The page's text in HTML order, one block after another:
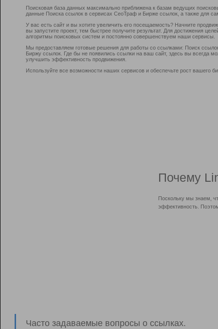
Поисковая база данных максимально приближена к базам ведущих
данные Поиска ссылок в сервисах СеоТраф и Бирже ссылок, а также для
У вас есть сайт и вы хотите увеличить его посещаемость? Начните
вы запустите проект, тем быстрее получите результат. Для достижения
алгоритмы поисковых систем и постоянно совершенствуем наши сервисы.
Мы предоставляем готовые решения для работы со ссылками: Поиск
Биржу ссылок. Где бы не появились ссылки на ваш сайт, здесь вы всегда
улучшить эффективность продвижения.
Используйте все возможности наших сервисов и обеспечьте рост вашего
Почему
Поскольку мы знаем,
эффективность.
Часто задаваемые вопросы о ссылках.